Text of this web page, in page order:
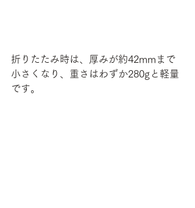
折りたたみ時は、厚みが約42mmまで
小さくなり、重さはわずか280gと軽量
です。